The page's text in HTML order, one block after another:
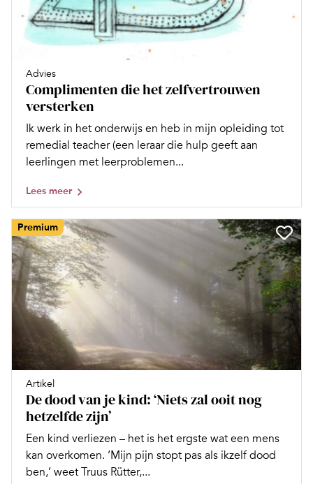
Advies
Complimenten die het zelfvertrouwen
versterken
Ik werk in het onderwijs en heb in mijn opleiding tot
remedial teacher (een leraar die hulp geeft aan
leerlingen met leerproblemen...
Lees meer
Premium
Artikel
De dood van je kind: ‘Niets zal ooit nog
hetzelfde zijn’
Een kind verliezen – het is het ergste wat een mens
kan overkomen. ‘Mijn pijn stopt pas als ikzelf dood
ben,’ weet Truus Rütter,...